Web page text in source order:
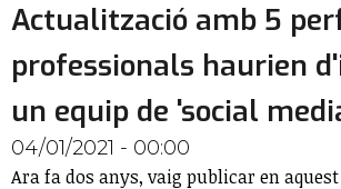
Actualització amb 5
professionals haurien
un equip de 'social
04/01/2021 - 00:00
Ara fa dos anys, vaig publicar en